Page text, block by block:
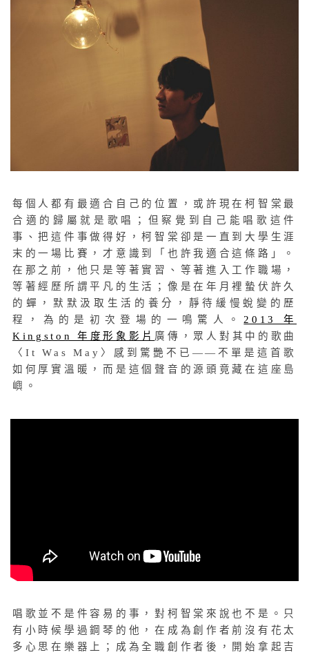
每個人都有最適合自己的位置，或許現在柯智棠最
合適的歸屬就是歌唱；但察覺到自己能唱歌這件
事、把這件事做得好，柯智棠卻是一直到大學生涯
末的一場比賽，才意識到「也許我適合這條路」。
在那之前，他只是等著實習、等著進入工作職場，
等著經歷所謂平凡的生活；像是在年月裡蟄伏許久
的蟬，默默汲取生活的養分，靜待緩慢蛻變的歷
程，為的是初次登場的一鳴驚人。 2013 年
Kingston 年度形象影片 廣傳，眾人對其中的歌曲
〈It Was May〉感到驚艷不已——不單是這首歌
如何厚實溫暖，而是這個聲音的源頭竟藏在這座島
嶼。
唱歌並不是件容易的事，對柯智棠來說也不是。只
有小時候學過鋼琴的他，在成為創作者前沒有花太
多心思在樂器上；成為全職創作者後，開始拿起吉